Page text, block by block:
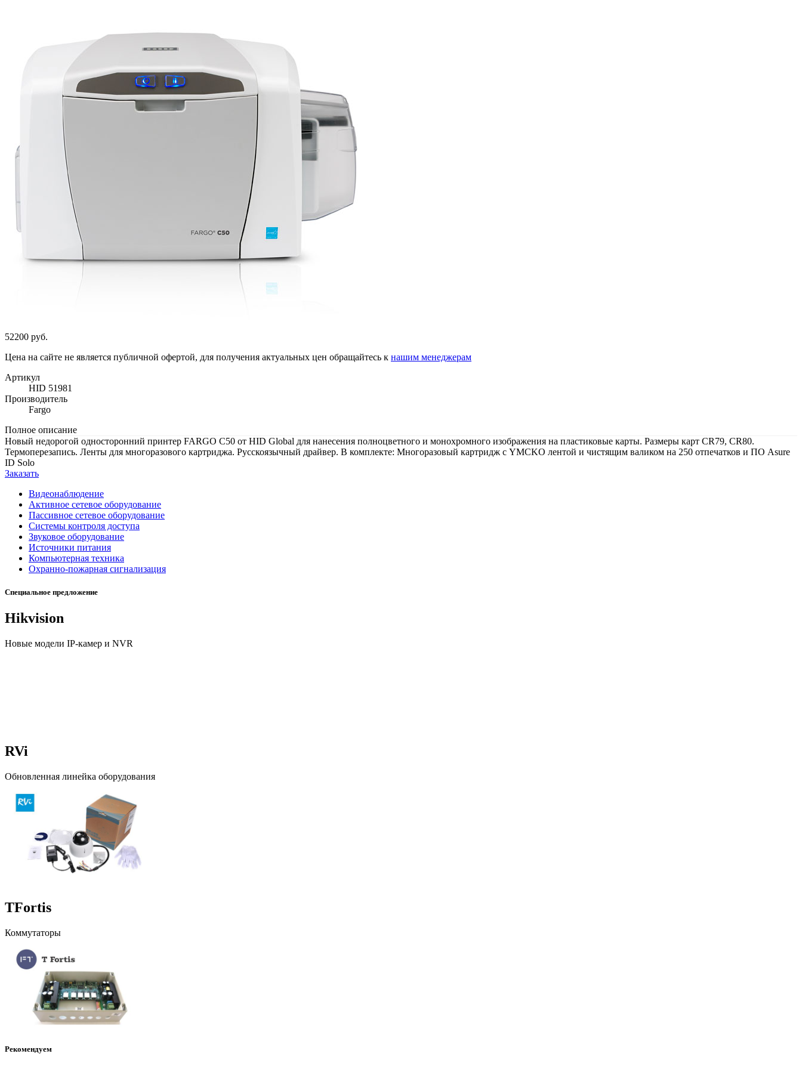
52200 руб.
Цена на сайте не является публичной офертой, для получения актуальных цен обращайтесь к нашим менеджерам
Артикул
HID 51981
Производитель
Fargo
Полное описание
Новый недорогой односторонний принтер FARGO C50 от HID Global для нанесения полноцветного и монохромного изображения на пластиковые карты. Размеры карт CR79, CR80.
Термоперезапись. Ленты для многоразового картриджа. Русскоязычный драйвер. В комплекте: Многоразовый картридж с YMCKO лентой и чистящим валиком на 250 отпечатков и ПО Asure
ID Solo
Заказать
Видеонаблюдение
Активное сетевое оборудование
Пассивное сетевое оборудование
Системы контроля доступа
Звуковое оборудование
Источники питания
Компьютерная техника
Охранно-пожарная сигнализация
Специальное предложение
Hikvision
Новые модели IP-камер и NVR
RVi
Обновленная линейка оборудования
TFortis
Коммутаторы
Рекомендуем